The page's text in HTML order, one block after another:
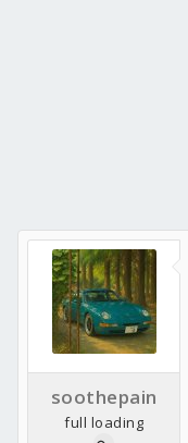
soothepain
full loading